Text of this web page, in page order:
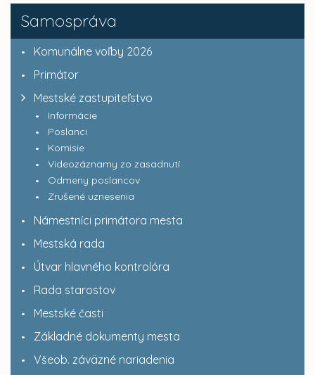
Samospráva
Komunálne voľby 2026
Primátor
Mestské zastupiteľstvo
Informácie
Poslanci
Komisie
Videozáznamy zo zasadnutí
Odmeny poslancov
Zrušené uznesenia
Námestníci primátora mesta
Mestská rada
Útvar hlavného kontrolóra
Rada starostov
Mestské časti
Základné dokumenty mesta
Všeob. záväzné nariadenia